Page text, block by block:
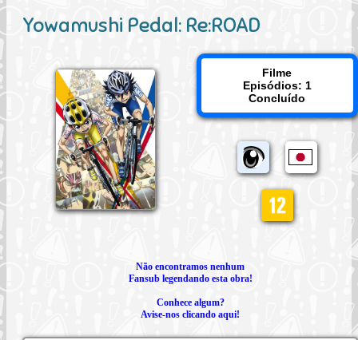
Yowamushi Pedal: Re:ROAD
Filme
Episódios: 1
Concluído
Não encontramos nenhum
Fansub legendando esta obra!
Conhece algum?
Avise-nos clicando aqui!